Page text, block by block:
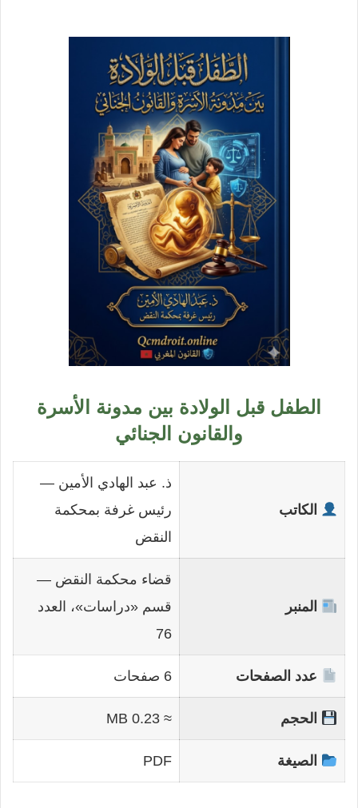
الطفل قبل الولادة بين مدونة الأسرة
والقانون الجنائي
الكاتب
ذ. عبد الهادي الأمين —
رئيس غرفة بمحكمة
النقض
المنبر
قضاء محكمة النقض —
قسم «دراسات»، العدد
76
عدد الصفحات 6 صفحات
الحجم ≈ 0.23 MB
الصيغة PDF